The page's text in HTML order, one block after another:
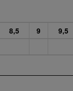
8,5 9 9,5